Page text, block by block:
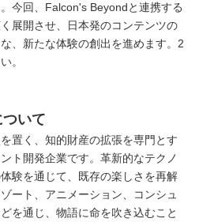
今回、Falcon's Beyondと連携する
展開させ、日本発のコンテンツの
、新たな体験の創出を進めます。2
。
いて
置く、知的財産の拡張を専門とす
ト開発企業です。革新的なテクノ
験を通じて、既存の楽しさを再解
ート、アニメーション、コンシュ
を通じ、物語に命を吹き込むこと